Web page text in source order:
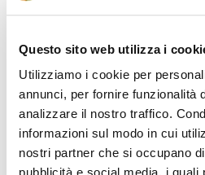
Questo sito web utilizza i
Utilizziamo i cookie per
annunci, per fornire funzionalità
analizzare il nostro traffico.
informazioni sul modo in cui
nostri partner che si occupano
I
LA PARTITA
Lo staff tecnico, dopo la
il Napoli.